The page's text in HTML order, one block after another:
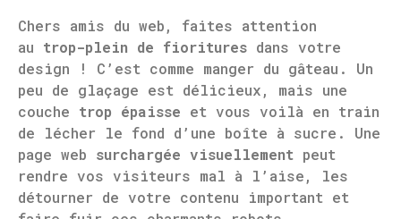
Chers amis du web, faites attention
au trop-plein de fioritures dans votre
design ! C’est comme manger du gâteau. Un
peu de glaçage est délicieux, mais une
couche trop épaisse et vous voilà en train
de lécher le fond d’une boîte à sucre. Une
page web surchargée visuellement peut
rendre vos visiteurs mal à l’aise, les
détourner de votre contenu important et